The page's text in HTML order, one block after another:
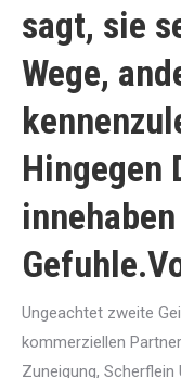
sagt, sie
Wege,
Hingegen
Ungeachtet zweite
kommerziellen
Zuneigung,